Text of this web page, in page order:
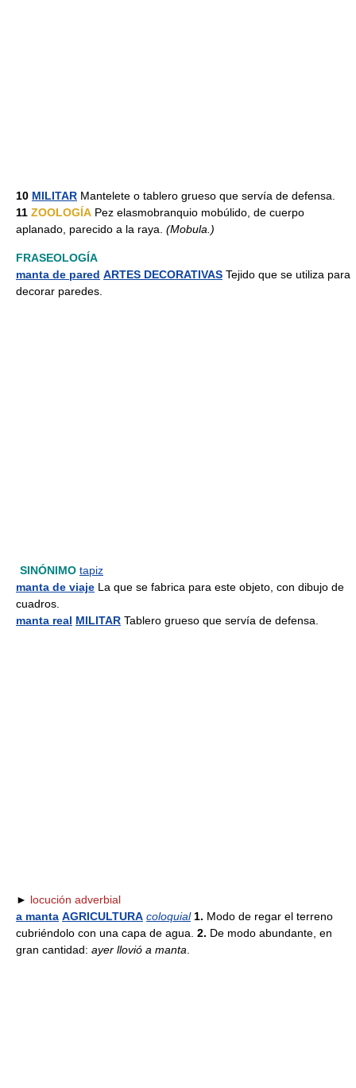
10 MILITAR Mantelete o tablero grueso que servía de defensa.
11 ZOOLOGÍA Pez elasmobranquio mobúlido, de cuerpo
aplanado, parecido a la raya. (Mobula.)
FRASEOLOGÍA
manta de pared ARTES DECORATIVAS Tejido que se utiliza para
decorar paredes.
SINÓNIMO tapiz
manta de viaje La que se fabrica para este objeto, con dibujo de
cuadros.
manta real MILITAR Tablero grueso que servía de defensa.
► locución adverbial
a manta AGRICULTURA coloquial 1. Modo de regar el terreno
cubriéndolo con una capa de agua. 2. De modo abundante, en
gran cantidad: ayer llovió a manta